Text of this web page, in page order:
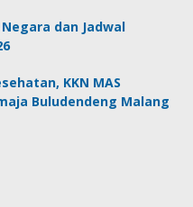
dan Jadwal
KKN MAS
Buludendeng Malang